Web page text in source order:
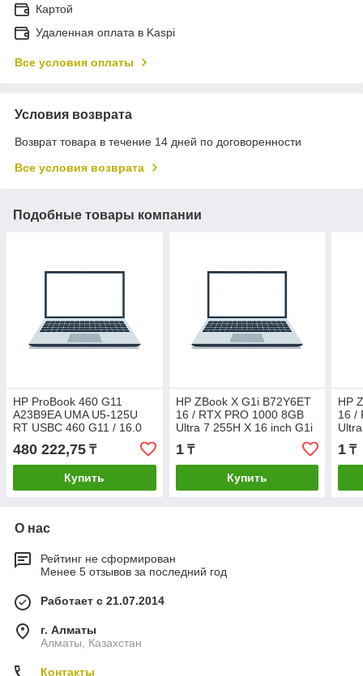
Картой
Удаленная оплата в Kaspi
Все условия оплаты
Условия возврата
Возврат товара в течение 14 дней по договоренности
Все условия возврата
Подобные товары компании
HP ProBook 460 G11
A23B9EA UMA U5-125U
RT USBC 460 G11 / 16.0
WUXGA UWVA 300 5MP IR
bnt Panel / 16GB (1x16GB)
480 222,75 ₸
Купить
HP ZBook X G1i B72Y6ET
16 / RTX PRO 1000 8GB
Ultra 7 255H X 16 inch G1i
/ 1TB PCIe-4x4 2280 NVMe
TLC / 32GB
1₸
Купить
HP
16 /
16
1 ₸
О нас
Рейтинг не сформирован
Менее 5 отзывов за последний год
Работает с 21.07.2014
г. Алматы
Алматы, Казахстан
Контакты